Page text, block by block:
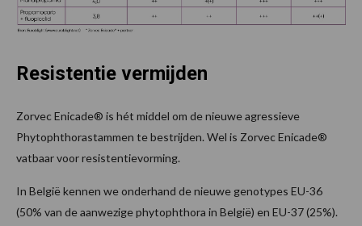
Resistentie vermijden
Zorvec Enicade® is hét middel om de nieuwe agressieve
Phytophthorastammen te bestrijden. Wel is Zorvec Enicade®
vatbaar voor resistentievorming.
In België kennen we onderhand de nieuwe genotypes EU-36
(50% van de aanwezige phytophthora in België) en EU-37 (25%).